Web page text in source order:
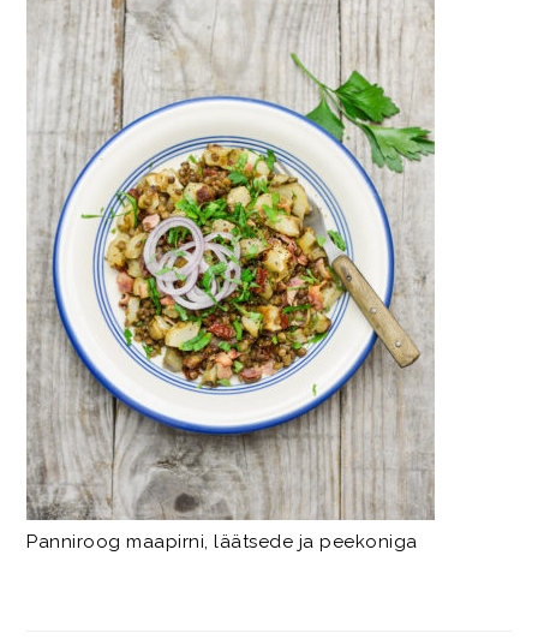
Panniroog maapirni, läätsede ja peekoniga